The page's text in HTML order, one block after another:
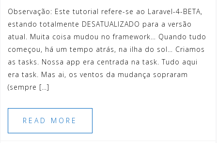
Observação: Este tutorial refere-se ao Laravel-4-BETA,
estando totalmente DESATUALIZADO para a versão
atual. Muita coisa mudou no framework… Quando tudo
começou, há um tempo atrás, na ilha do sol… Criamos
as tasks. Nossa app era centrada na task. Tudo aqui
era task. Mas ai, os ventos da mudança sopraram
(sempre […]
READ MORE